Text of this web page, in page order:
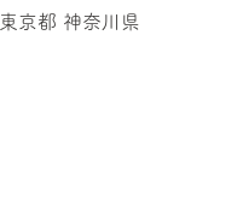
東京都 神奈川県